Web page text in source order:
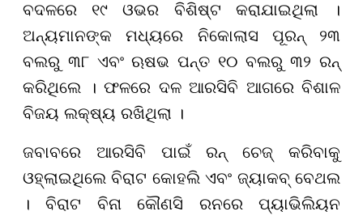
ବଦଳରେ ୧୯ ଓଭର ବିଶିଷ୍ଟ କରାଯାଇଥିଲା ।
ଅନ୍ୟମାନଙ୍କ ମଧ୍ୟରେ ନିକୋଲାସ ପୂରନ୍ ୨୩
ବଲରୁ ୩୮ ଏବଂ ଋଷଭ ପନ୍ତ ୧୦ ବଲରୁ ୩୨ ରନ୍
କରିଥିଲେ । ଫଳରେ ଦଳ ଆରସିବି ଆଗରେ ବିଶାଳ
ବିଜୟ ଲକ୍ଷ୍ୟ ରଖିଥିଲା ।
ଜବାବରେ ଆରସିବି ପାଇଁ ରନ୍ ଚେଜ୍ କରିବାକୁ
ଓହ୍ଲାଇଥିଲେ ବିରାଟ କୋହଲି ଏବଂ ଜ୍ୟାକବ୍ ବେଥଲ
। ବିରାଟ ବିନା କୌଣସି ରନରେ ପ୍ୟାଭିଲିୟନ